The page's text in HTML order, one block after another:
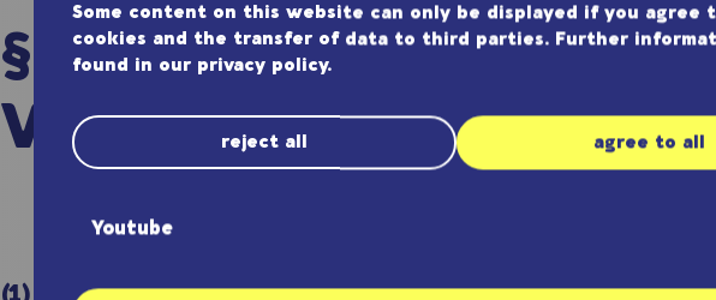
§ 2
Vertragsschluss
§2
of
(1) Die Präsentation und
(1) The
Some content on this website can only be displayed if you agree
cookies and the transfer of data to third parties. Further
found in our privacy policy.
reject all agree to all
Youtube